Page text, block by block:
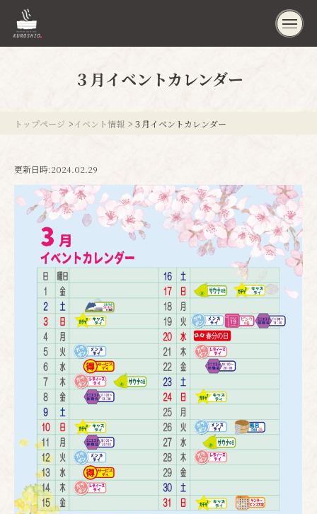
３月イベントカレンダー
トップページ イベント情報 ３月イベントカレンダー
更新日時:2024.02.29